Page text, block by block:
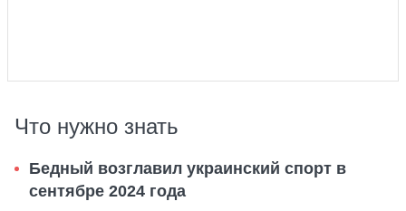
Что нужно знать
Бедный возглавил украинский спорт в
сентябре 2024 года